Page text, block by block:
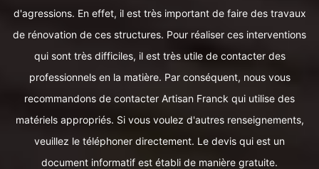
d'agressions. En effet, il est très important de faire des travaux
de rénovation de ces structures. Pour réaliser ces interventions
qui sont très difficiles, il est très utile de contacter des
professionnels en la matière. Par conséquent, nous vous
recommandons de contacter Artisan Franck qui utilise des
matériels appropriés. Si vous voulez d'autres renseignements,
veuillez le téléphoner directement. Le devis qui est un
document informatif est établi de manière gratuite.